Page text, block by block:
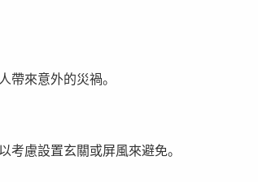
來意外的災禍。
慮設置玄關或屏風來避免。